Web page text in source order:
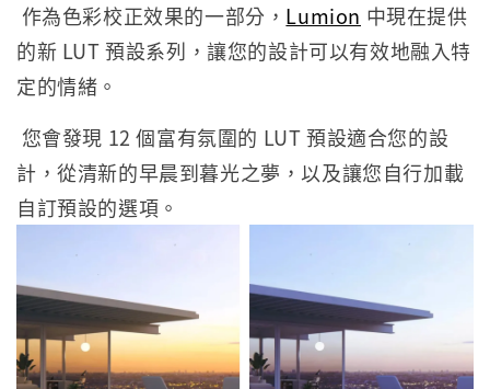
作為色彩校正效果的一部分， Lumion 中現在提供
的新 LUT 預設系列，讓您的設計可以有效地融入特
定的情緒。
您會發現 12 個富有氛圍的 LUT 預設適合您的設
計，從清新的早晨到暮光之夢，以及讓您自行加載
自訂預設的選項。